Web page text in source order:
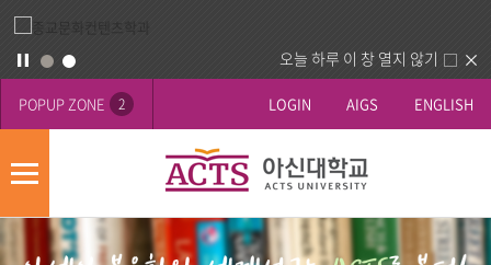
오늘 하루 이 창 열지 않기
POPUP ZONE 2 LOGIN AIGS ENGLISH
모
메